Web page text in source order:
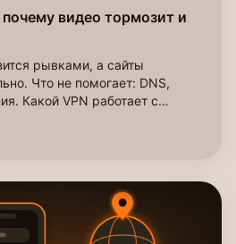
видео тормозит и
рывками, а сайты
Что не помогает: DNS,
Какой VPN работает с